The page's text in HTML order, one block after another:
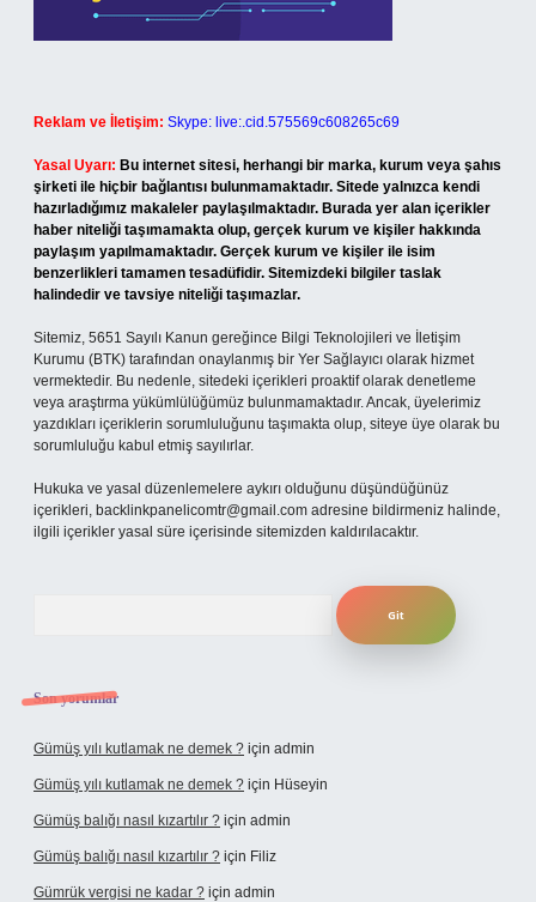
Reklam ve İletişim: Skype: live:.cid.575569c608265c69
Yasal Uyarı: Bu internet sitesi, herhangi bir marka, kurum veya şahıs
şirketi ile hiçbir bağlantısı bulunmamaktadır. Sitede yalnızca kendi
hazırladığımız makaleler paylaşılmaktadır. Burada yer alan içerikler
haber niteliği taşımamakta olup, gerçek kurum ve kişiler hakkında
paylaşım yapılmamaktadır. Gerçek kurum ve kişiler ile isim
benzerlikleri tamamen tesadüfidir. Sitemizdeki bilgiler taslak
halindedir ve tavsiye niteliği taşımazlar.
Sitemiz, 5651 Sayılı Kanun gereğince Bilgi Teknolojileri ve İletişim
Kurumu (BTK) tarafından onaylanmış bir Yer Sağlayıcı olarak hizmet
vermektedir. Bu nedenle, sitedeki içerikleri proaktif olarak denetleme
veya araştırma yükümlülüğümüz bulunmamaktadır. Ancak, üyelerimiz
yazdıkları içeriklerin sorumluluğunu taşımakta olup, siteye üye olarak bu
sorumluluğu kabul etmiş sayılırlar.
Hukuka ve yasal düzenlemelere aykırı olduğunu düşündüğünüz
içerikleri, backlinkpanelicomtr@gmail.com adresine bildirmeniz halinde,
ilgili içerikler yasal süre içerisinde sitemizden kaldırılacaktır.
Son yorumlar
Gümüş yılı kutlamak ne demek ? için admin
Gümüş yılı kutlamak ne demek ? için Hüseyin
Gümüş balığı nasıl kızartılır ? için admin
Gümüş balığı nasıl kızartılır ? için Filiz
Gümrük vergisi ne kadar ? için admin